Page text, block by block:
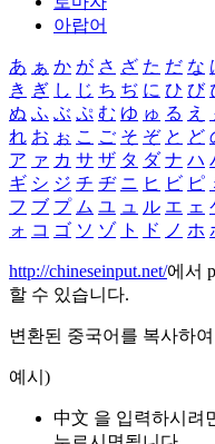
아랍어
あ ぁ か が さ ざ た だ な
き ぎ し じ ち ぢ に ひ び
ぬ ふ ぶ ぷ む ゆ ゅ る え
れ お ぉ こ ご そ ぞ と ど
ア ァ カ サ ザ タ ダ ナ ハ
ギ シ ジ チ ヂ ニ ヒ ビ ピ
フ ブ プ ム ユ ュ ル エ ェ
ォ コ ゴ ソ ゾ ト ド ノ ホ
http://chineseinput.net/에서
할 수 있습니다.
변환된 중국어를 복사하
예시)
中文 을 입력하시려